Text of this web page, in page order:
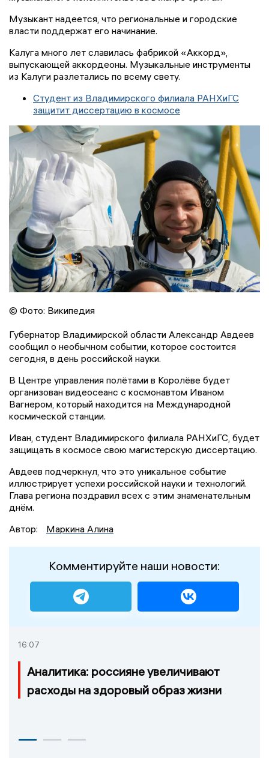
Музыкант надеется, что региональные и городские
власти поддержат его начинание.
Калуга много лет славилась фабрикой «Аккорд»,
выпускающей аккордеоны. Музыкальные инструменты
из Калуги разлетались по всему свету.
Студент из Владимирского филиала РАНХиГС
защитит диссертацию в космосе
© Фото: Википедия
Губернатор Владимирской области Александр Авдеев
сообщил о необычном событии, которое состоится
сегодня, в день российской науки.
В Центре управления полётами в Королёве будет
организован видеосеанс с космонавтом Иваном
Вагнером, который находится на Международной
космической станции.
Иван, студент Владимирского филиала РАНХиГС, будет
защищать в космосе свою магистерскую диссертацию.
Авдеев подчеркнул, что это уникальное событие
иллюстрирует успехи российской науки и технологий.
Глава региона поздравил всех с этим знаменательным
днём.
Автор:
Маркина Алина
Комментируйте наши новости:
16:07
Аналитика: россияне увеличивают
расходы на здоровый образ жизни